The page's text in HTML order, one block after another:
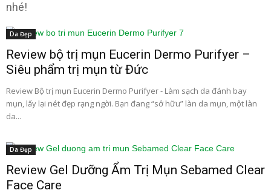
nhé!
Da Đẹp
Review bộ trị mụn Eucerin Dermo Purifyer –
Siêu phẩm trị mụn từ Đức
Review Bộ trị mụn Eucerin Dermo Purifyer - Làm sạch da đánh bay
mụn, lấy lại nét đẹp rạng ngời. Bạn đang “sở hữu” làn da mụn, một làn
da...
Da Đẹp
Review Gel Dưỡng Ẩm Trị Mụn Sebamed Clear
Face Care